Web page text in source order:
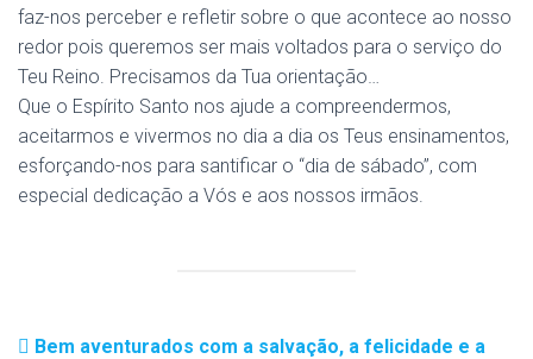
faz-nos perceber e refletir sobre o que acontece ao nosso
redor pois queremos ser mais voltados para o serviço do
Teu Reino. Precisamos da Tua orientação…
Que o Espírito Santo nos ajude a compreendermos,
aceitarmos e vivermos no dia a dia os Teus ensinamentos,
esforçando-nos para santificar o “dia de sábado”, com
especial dedicação a Vós e aos nossos irmãos.
Bem aventurados com a salvação, a felicidade e a